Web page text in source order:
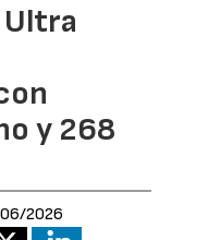
Ultra
y 268
2026